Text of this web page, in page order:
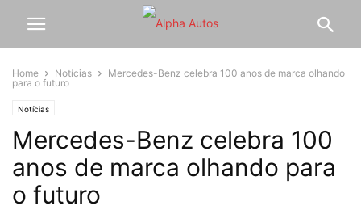
Home Notícias
Mercedes-Benz celebra 100 anos de marca olhando
para o futuro
Notícias
Mercedes-Benz celebra 100
anos de marca olhando para
o futuro